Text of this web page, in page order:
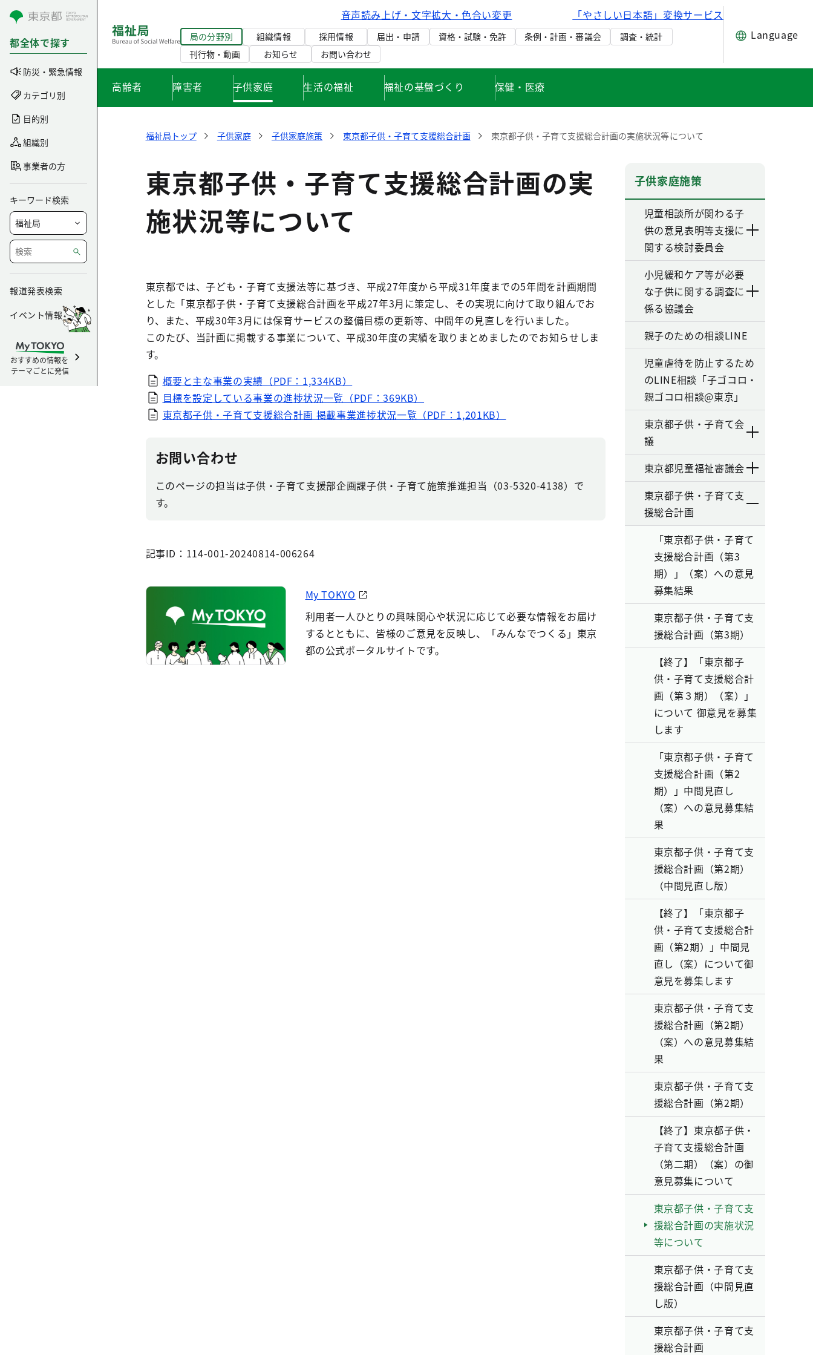
コンテンツにスキップ
都全体で探す
防災・緊急情報
カテゴリ別
目的別
組織別
事業者の方
キーワード検索
報道発表検索
イベント情報
おすすめの情報を
テーマごとに発信
音声読み上げ・文字拡大・色合い変更 「やさしい日本語」変換サービス
局の分野別 組織情報 採用情報 届出・申請 資格・試験・免許 条例・計画・審議会
調査・統計
刊行物・動画
お知らせ お問い合わせ
Language
高齢者 障害者 子供家庭 生活の福祉 福祉の基盤づくり 保健・医療
福祉局トップ 子供家庭 子供家庭施策 東京都子供・子育て支援総合計画 東京都子供・子育て支援総合計画の実施状況等について
東京都子供・子育て支援総合計画の実
施状況等について
東京都では、子ども・子育て支援法等に基づき、平成27年度から平成31年度までの5年間を計画期間
とした「東京都子供・子育て支援総合計画を平成27年3月に策定し、その実現に向けて取り組んでお
り、また、平成30年3月には保育サービスの整備目標の更新等、中間年の見直しを行いました。
このたび、当計画に掲載する事業について、平成30年度の実績を取りまとめましたのでお知らせしま
す。
概要と主な事業の実績（PDF：1,334KB）
目標を設定している事業の進捗状況一覧（PDF：369KB）
東京都子供・子育て支援総合計画 掲載事業進捗状況一覧（PDF：1,201KB）
お問い合わせ
このページの担当は子供・子育て支援部企画課子供・子育て施策推進担当（03-5320-4138）で
す。
記事ID：114-001-20240814-006264
My TOKYO
利用者一人ひとりの興味関心や状況に応じて必要な情報をお届け
するとともに、皆様のご意見を反映し、「みんなでつくる」東京
都の公式ポータルサイトです。
子供家庭施策
児童相談所が関わる子
供の意見表明等支援に
関する検討委員会
小児緩和ケア等が必要
な子供に関する調査に
係る協議会
親子のための相談LINE
児童虐待を防止するため
のLINE相談「子ゴコロ・
親ゴコロ相談@東京」
東京都子供・子育て会
議
東京都児童福祉審議会
東京都子供・子育て支
援総合計画
「東京都子供・子育て
支援総合計画（第3
期）」（案）への意見
募集結果
東京都子供・子育て支
援総合計画（第3期）
【終了】「東京都子
供・子育て支援総合計
画（第３期）（案）」
について 御意見を募集
します
「東京都子供・子育て
支援総合計画（第2
期）」中間見直し
（案）への意見募集結
果
東京都子供・子育て支
援総合計画（第2期）
（中間見直し版）
【終了】「東京都子
供・子育て支援総合計
画（第2期）」中間見
直し（案）について御
意見を募集します
東京都子供・子育て支
援総合計画（第2期）
（案）への意見募集結
果
東京都子供・子育て支
援総合計画（第2期）
【終了】東京都子供・
子育て支援総合計画
（第二期）（案）の御
意見募集について
東京都子供・子育て支
援総合計画の実施状況
等について
東京都子供・子育て支
援総合計画（中間見直
し版）
東京都子供・子育て支
援総合計画